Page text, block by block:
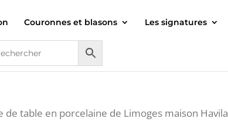
Couronnes et blasons Les signatures
de table en porcelaine de Limoges maison